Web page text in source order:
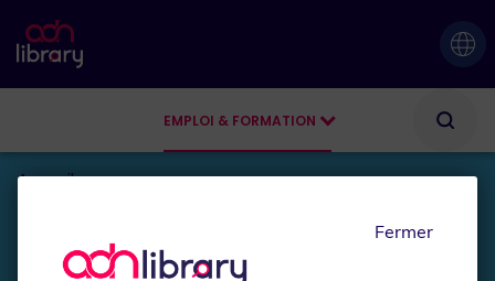
EMPLOI & FORMATION
AGENDA
Accueil
JE SUIS
Fermer